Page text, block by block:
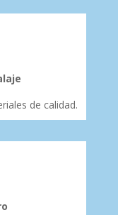
de calidad.